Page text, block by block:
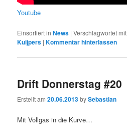
Youtube
Einsortiert in News |Verschlagwortet mit
Kuijpers |Kommentar hinterlassen
Drift Donnerstag #20
Erstellt am20.06.2013bySebastian
Mit Vollgas in die Kurve…